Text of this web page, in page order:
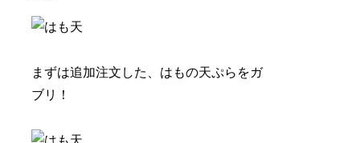
まずは追加注文した、はもの天ぷらをガ
ブリ！